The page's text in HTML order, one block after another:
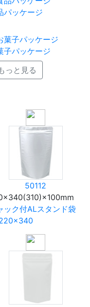
パッケージ
子パッケージ
っと見る
50112
ック付ALスタンド袋